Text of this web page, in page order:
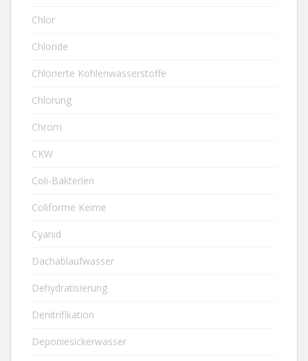
Chlor
Chloride
Chlorierte Kohlenwasserstoffe
Chlorung
Chrom
CKW
Coli-Bakterien
Coliforme Keime
Cyanid
Dachablaufwasser
Dehydratisierung
Denitrifikation
Deponiesickerwasser